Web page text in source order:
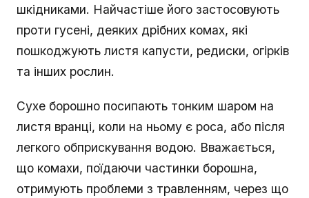
шкідниками. Найчастіше його застосовують
проти гусені, деяких дрібних комах, які
пошкоджують листя капусти, редиски, огірків
та інших рослин.
Сухе борошно посипають тонким шаром на
листя вранці, коли на ньому є роса, або після
легкого обприскування водою. Вважається,
що комахи, поїдаючи частинки борошна,
отримують проблеми з травленням, через що